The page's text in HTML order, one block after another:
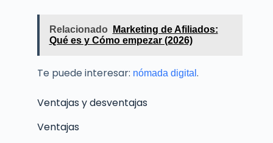
Relacionado
Marketing de Afiliados:
Qué es y Cómo empezar (2026)
Te puede interesar: nómada digital .
Ventajas y desventajas
Ventajas